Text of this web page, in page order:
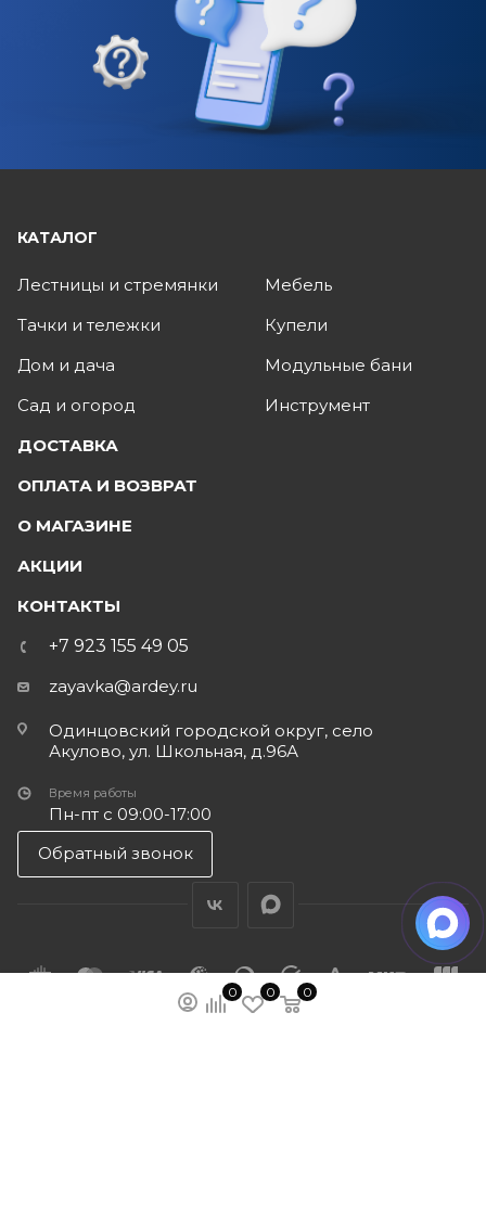
0 0 0
КАТАЛОГ
Лестницы и стремянки
Тачки и тележки
Дом и дача
Сад и огород
Мебель
Купели
Модульные бани
Инструмент
ДОСТАВКА
ОПЛАТА И ВОЗВРАТ
О МАГАЗИНЕ
АКЦИИ
КОНТАКТЫ
+7 923 155 49 05
zayavka@ardey.ru
Одинцовский городской округ, село
Акулово, ул. Школьная, д.96А
Время работы
Пн-пт с 09:00-17:00
Обратный звонок